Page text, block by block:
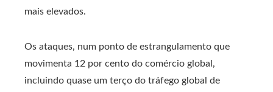
mais elevados.
Os ataques, num ponto de estrangulamento que
movimenta 12 por cento do comércio global,
incluindo quase um terço do tráfego global de